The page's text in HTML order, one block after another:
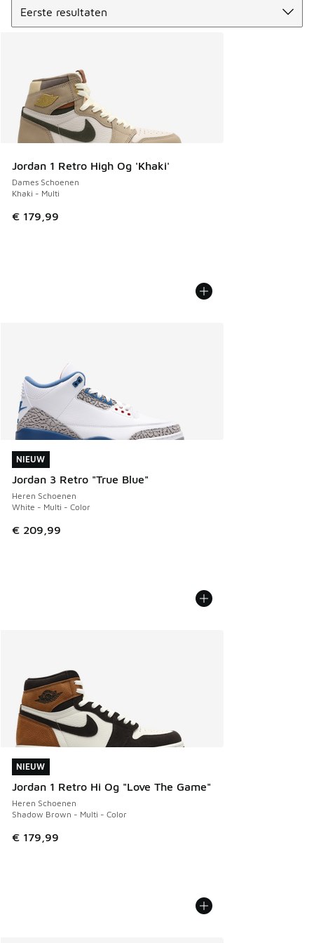
Jordan 1 Retro High Og 'Khaki'
Dames Schoenen
Khaki - Multi
€ 179,99
NIEUW
Jordan 3 Retro "True Blue"
Heren Schoenen
White - Multi - Color
€ 209,99
NIEUW
NIEUW
Jordan 1 Retro Hi Og "Love The Game"
Heren Schoenen
Shadow Brown - Multi - Color
€ 179,99
NIEUW